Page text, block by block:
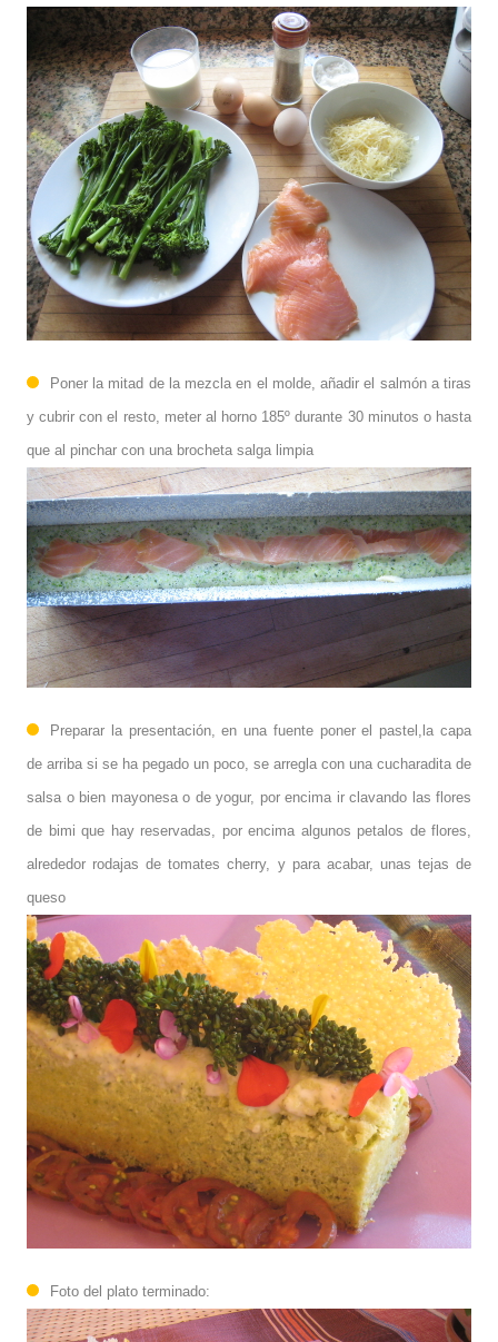
Poner la mitad de la mezcla en el molde, añadir el salmón a tiras
y cubrir con el resto, meter al horno 185º durante 30 minutos o hasta
que al pinchar con una brocheta salga limpia
Preparar la presentación, en una fuente poner el pastel,la capa
de arriba si se ha pegado un poco, se arregla con una cucharadita de
salsa o bien mayonesa o de yogur, por encima ir clavando las flores
de bimi que hay reservadas, por encima algunos petalos de flores,
alrededor rodajas de tomates cherry, y para acabar, unas tejas de
queso
Foto del plato terminado: